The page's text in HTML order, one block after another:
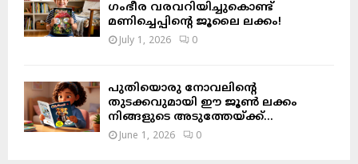
ഗംഭീര വരവറിയിച്ചുകൊണ്ട്
മണിച്ചെപ്പിന്റെ ജൂലൈ ലക്കം!
July 1, 2026 0
പുതിയൊരു നോവലിന്റെ
തുടക്കവുമായി ഈ ജൂൺ ലക്കം
നിങ്ങളുടെ അടുത്തേയ്ക്ക്…
June 1, 2026 0